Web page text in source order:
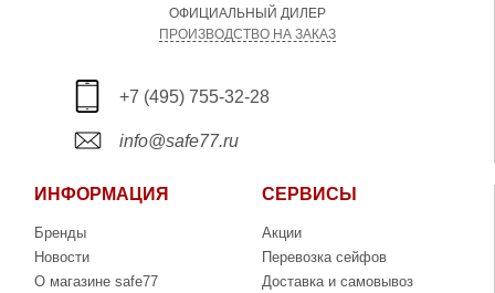
ОФИЦИАЛЬНЫЙ ДИЛЕР
ПРОИЗВОДСТВО НА ЗАКАЗ
+7 (495) 755-32-28
info@safe77.ru
ИНФОРМАЦИЯ
Бренды
Новости
О магазине safe77
СЕРВИСЫ
Акции
Перевозка сейфов
Доставка и самовывоз